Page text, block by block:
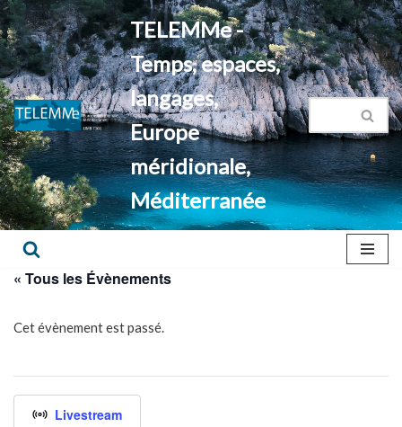
Aller
au
contenu
TELEMMe -
Temps, espaces,
langages,
Europe
méridionale,
Méditerranée
« Tous les Évènements
Cet évènement est passé.
Livestream